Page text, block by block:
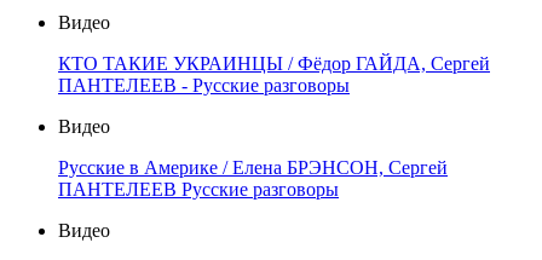
Видео
КТО ТАКИЕ УКРАИНЦЫ / Фёдор ГАЙДА, Сергей
ПАНТЕЛЕЕВ - Русские разговоры
Видео
Русские в Америке / Елена БРЭНСОН, Сергей
ПАНТЕЛЕЕВ Русские разговоры
Видео